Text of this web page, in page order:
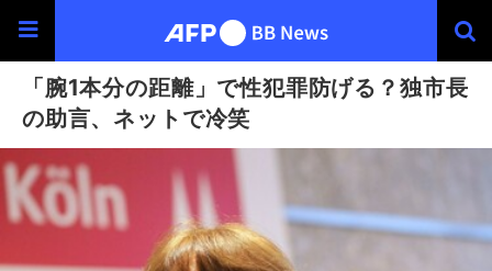
「腕1本分の距離」で性犯罪防げる？独市長
の助言、ネットで冷笑